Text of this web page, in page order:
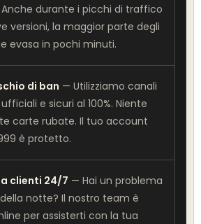
durante i picchi di traffico
versioni, la maggior parte degli
evasa in pochi minuti.
di ban — Utilizziamo canali
e sicuri al 100%. Niente
carte rubate. Il tuo account
è protetto.
clienti 24/7 — Hai un problema
notte? Il nostro team è
per assisterti con la tua